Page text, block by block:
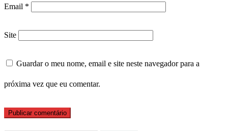
Email *
Site
Guardar o meu nome, email e site neste navegador para a
próxima vez que eu comentar.